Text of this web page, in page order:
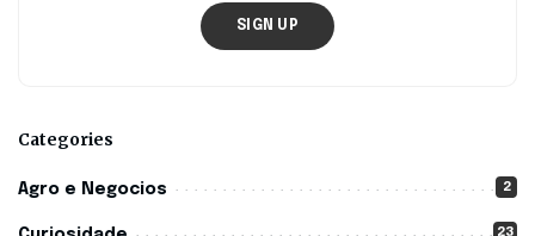
SIGN UP
Categories
Agro e Negocios 2
23